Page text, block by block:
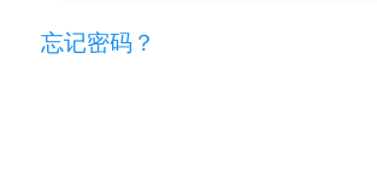
忘记密码？